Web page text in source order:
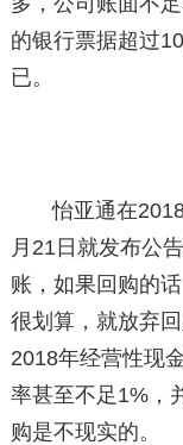
的银行票据超过
已。
怡亚通在
月21日就发布公
账，如果回购的
很划算，就放弃
2018年经营性现
率甚至不足1%，
购是不现实的。